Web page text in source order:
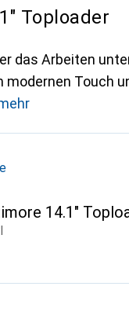
Toploader
das Arbeiten
modernen Touch
14.1"